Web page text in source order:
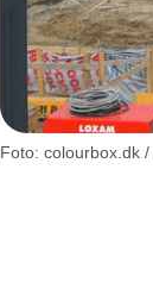
Foto: colourbox.dk